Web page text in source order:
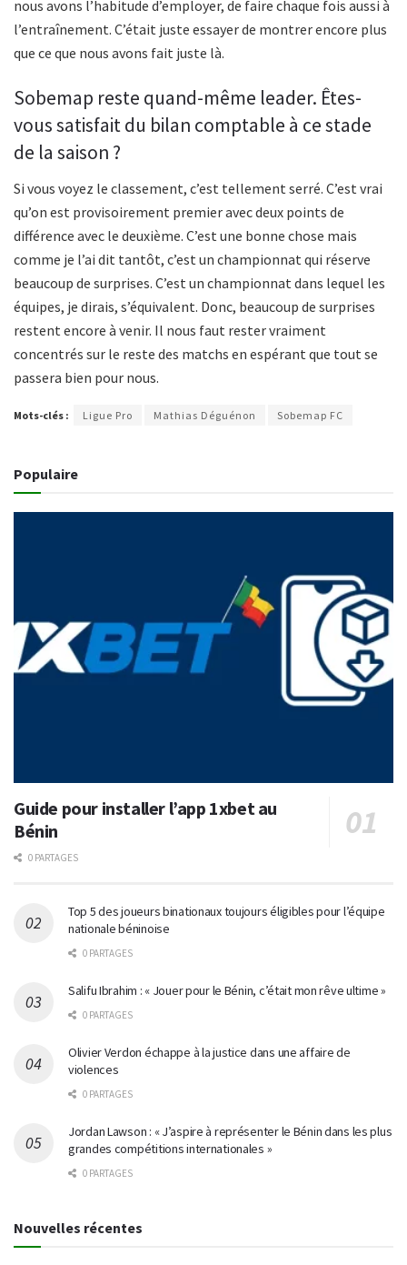
nous avons l’habitude d’employer, de faire chaque fois aussi à
l’entraînement. C’était juste essayer de montrer encore plus
que ce que nous avons fait juste là.
Sobemap reste quand-même leader. Êtes-
vous satisfait du bilan comptable à ce stade
de la saison ?
Si vous voyez le classement, c’est tellement serré. C’est vrai
qu’on est provisoirement premier avec deux points de
différence avec le deuxième. C’est une bonne chose mais
comme je l’ai dit tantôt, c’est un championnat qui réserve
beaucoup de surprises. C’est un championnat dans lequel les
équipes, je dirais, s’équivalent. Donc, beaucoup de surprises
restent encore à venir. Il nous faut rester vraiment
concentrés sur le reste des matchs en espérant que tout se
passera bien pour nous.
Mots-clés : Ligue Pro Mathias Déguénon Sobemap FC
Populaire
Guide pour installer l’app 1xbet au
Bénin
0 PARTAGES
Top 5 des joueurs binationaux toujours éligibles pour l’équipe
nationale béninoise
0 PARTAGES
Salifu Ibrahim : « Jouer pour le Bénin, c’était mon rêve ultime »
0 PARTAGES
Olivier Verdon échappe à la justice dans une affaire de
violences
0 PARTAGES
Jordan Lawson : « J’aspire à représenter le Bénin dans les plus
grandes compétitions internationales »
0 PARTAGES
Nouvelles récentes